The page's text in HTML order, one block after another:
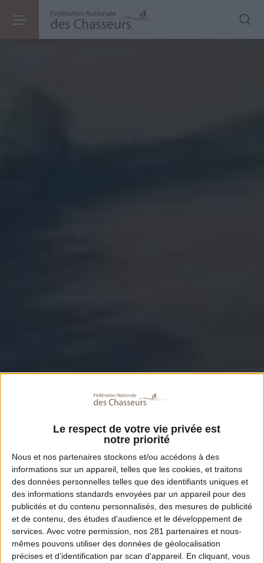
Le respect de votre vie privée est
notre priorité
Nous et nos partenaires stockons et/ou accédons à des
informations sur un appareil, telles que les cookies, et traitons
des données personnelles telles que des identifiants uniques et
des informations standards envoyées par un appareil pour des
publicités et du contenu personnalisés, des mesures de publicité
et de contenu, des études d'audience et le développement de
services. Avec votre permission, nos 281 partenaires et nous-
mêmes pouvons utiliser des données de géolocalisation
précises et d’identification par scan d'appareil. En cliquant, vous